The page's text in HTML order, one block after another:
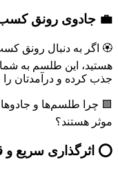
💼 جادوی رونق
🏵 اگر به دنبال رونق
هستید، این طلسم به
جذب کرده و درآمدتان
🟩 چرا طلسم‌ها و
موثر هستند؟
⭕️ اثرگذاری سریع و